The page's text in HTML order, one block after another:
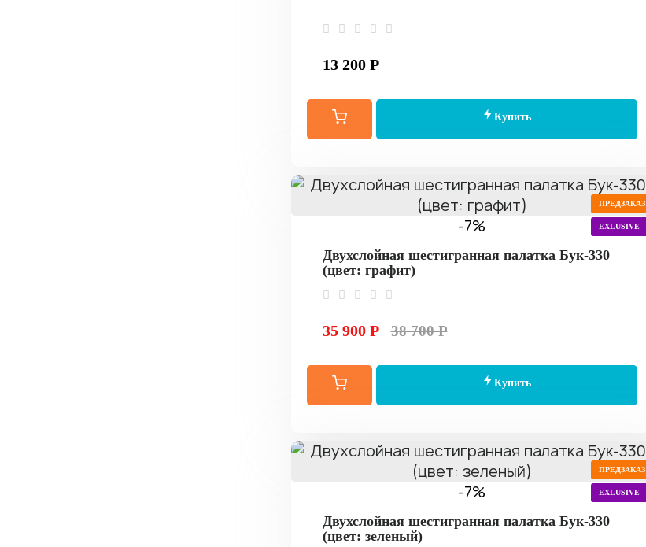
13 200 Р
Купить
-7%
ПРЕДЗАКАЗ
EXLUSIVE
Двухслойная шестигранная палатка Бук-330
(цвет: графит)
35 900 Р 38 700 Р
Купить
-7%
ПРЕДЗАКАЗ
EXLUSIVE
Двухслойная шестигранная палатка Бук-330
(цвет: зеленый)